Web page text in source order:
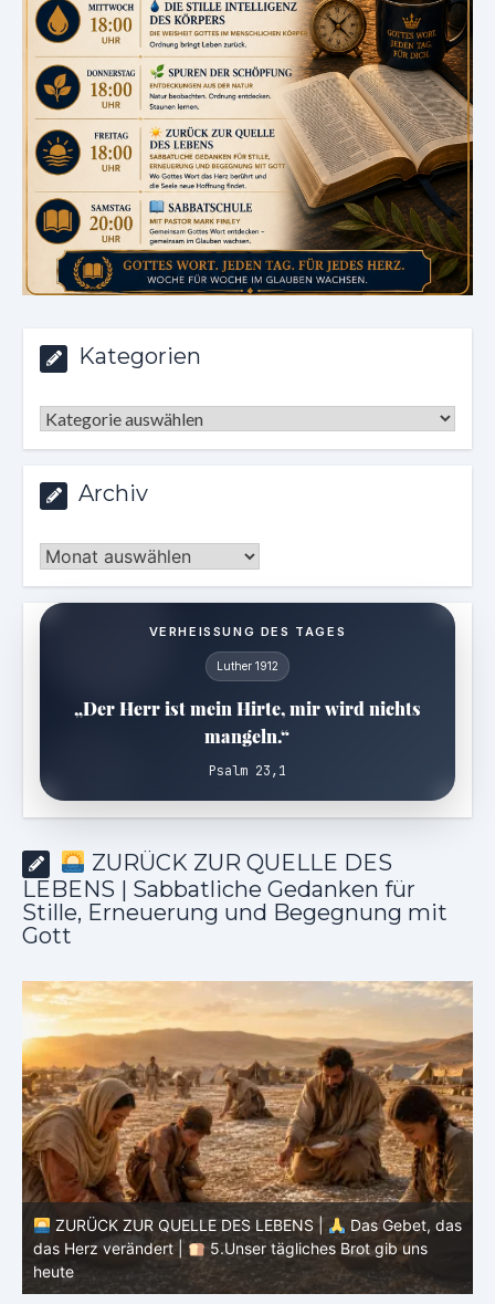
Kategorien
Kategorien
Archiv
Archiv
VERHEISSUNG DES TAGES
Luther 1912
„Der Herr ist mein Hirte, mir wird nichts
mangeln.“
Psalm 23,1
ZURÜCK ZUR QUELLE DES
LEBENS | Sabbatliche Gedanken für
Stille, Erneuerung und Begegnung mit
Gott
ZURÜCK ZUR QUELLE DES LEBENS |
Das Gebet, das
das Herz verändert |
4.Dein Wille geschehe